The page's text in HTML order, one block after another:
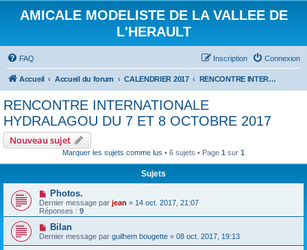
AMICALE MODELISTE DE LA VALLEE DE
L'HERAULT
FAQ Connexion
Inscription
Accueil Accueil du forum CALENDRIER 2017 RENCONTRE INTERNATIONALE HYDRALAGOU DU 7 ET 8 OCTOBRE 2017
RENCONTRE INTERNATIONALE
HYDRALAGOU DU 7 ET 8 OCTOBRE 2017
Nouveau sujet
Marquer les sujets comme lus • 6 sujets • Page 1 sur 1
Sujets
Photos.
Dernier message par jean « 14 oct. 2017, 21:07
Réponses : 9
Bilan
Dernier message par guilhem bougette « 08 oct. 2017, 19:13